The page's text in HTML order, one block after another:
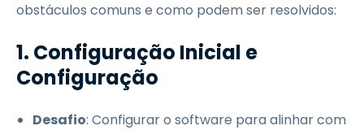
obstáculos comuns e como podem ser resolvidos:
1. Configuração Inicial e
Configuração
Desafio: Configurar o software para alinhar com